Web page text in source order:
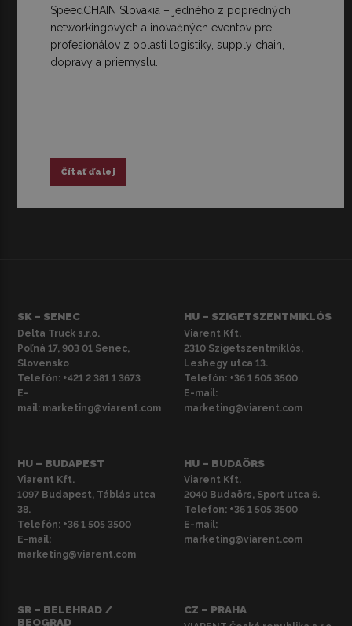
SpeedCHAIN Slovakia – jedného z popredných
networkingových a inovačných eventov pre
profesionálov z oblasti logistiky, supply chain,
dopravy a priemyslu.
Čítať ďalej
SK – SENEC
Delta Truck s.r.o.
Poľná 17, 903 01 Senec,
Slovensko
Telefón: +421 2 381 1 3673
E-
mail: marketing@viarent.com
HU – SZIGETSZENTMIKLÓS
Viarent Kft.
2310 Szigetszentmiklós,
Leshegy utca 13.
Telefón: +36 1 505 3500
E-mail:
marketing@viarent.com
HU – BUDAPEST
Viarent Kft.
1097 Budapest, Táblás utca
38.
Telefón: +36 1 505 3500
E-mail:
marketing@viarent.com
HU – BUDAÖRS
Viarent Kft.
2040 Budaörs, Sport utca 6.
Telefon: +36 1 505 3500
E-mail:
marketing@viarent.com
SR – BELEHRAD /
BEOGRAD
CZ – PRAHA